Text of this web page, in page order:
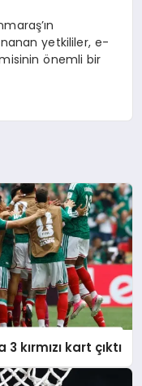
yetkililer, e-
önemli bir
3 kırmızı kart çıktı